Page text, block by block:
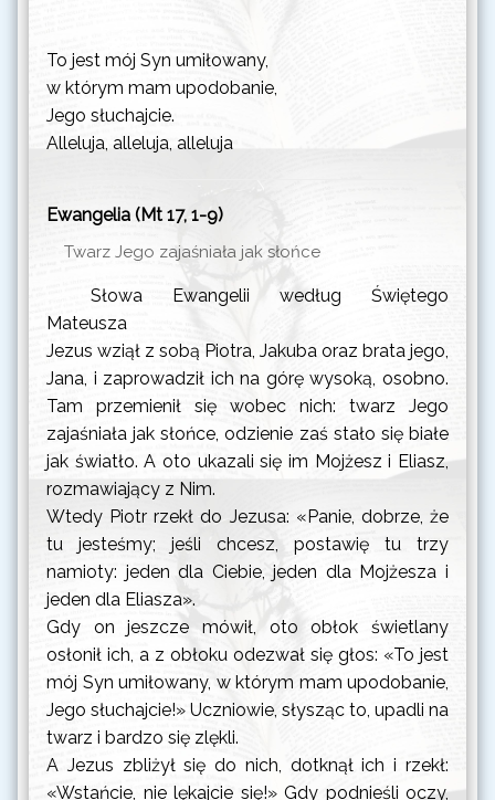
To jest mój Syn umiłowany,
w którym mam upodobanie,
Jego słuchajcie.
Alleluja, alleluja, alleluja
Ewangelia (Mt 17, 1-9)
Twarz Jego zajaśniała jak słońce
Słowa Ewangelii według Świętego
Mateusza
Jezus wziął z sobą Piotra, Jakuba oraz brata jego,
Jana, i zaprowadził ich na górę wysoką, osobno.
Tam przemienił się wobec nich: twarz Jego
zajaśniała jak słońce, odzienie zaś stało się białe
jak światło. A oto ukazali się im Mojżesz i Eliasz,
rozmawiający z Nim.
Wtedy Piotr rzekł do Jezusa: «Panie, dobrze, że
tu jesteśmy; jeśli chcesz, postawię tu trzy
namioty: jeden dla Ciebie, jeden dla Mojżesza i
jeden dla Eliasza».
Gdy on jeszcze mówił, oto obłok świetlany
osłonił ich, a z obłoku odezwał się głos: «To jest
mój Syn umiłowany, w którym mam upodobanie,
Jego słuchajcie!» Uczniowie, słysząc to, upadli na
twarz i bardzo się zlękli.
A Jezus zbliżył się do nich, dotknął ich i rzekł:
«Wstańcie, nie lękajcie się!» Gdy podnieśli oczy,